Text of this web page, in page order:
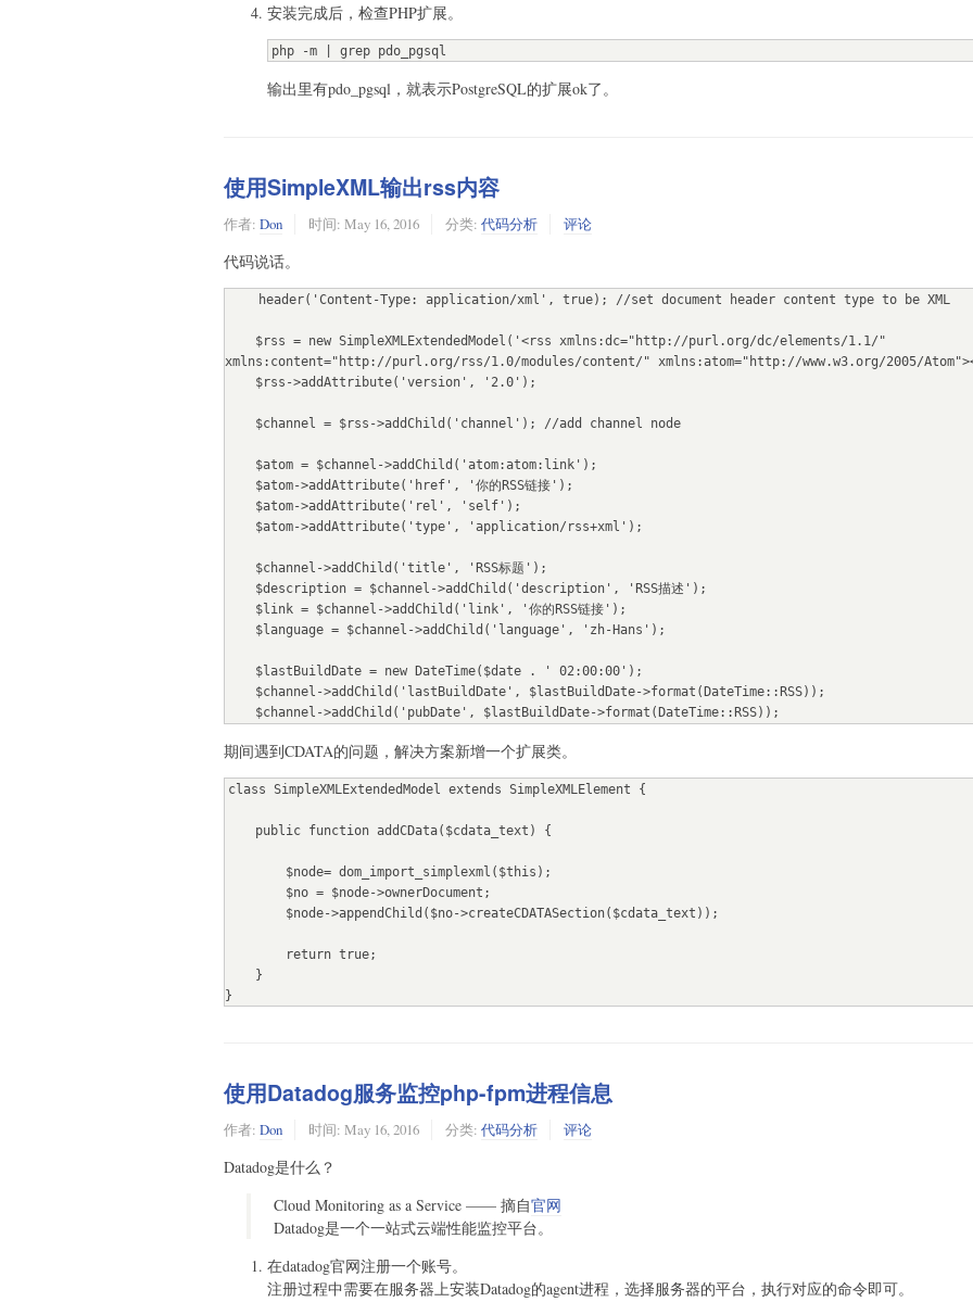
安装完成后，检查PHP扩展。
php -m | grep pdo_pgsql
输出里有pdo_pgsql，就表示PostgreSQL的扩展ok了。
使用SimpleXML输出rss内容
作者: Don 时间: May 16, 2016 分类: 代码分析 评论
代码说话。
xmlns:content="http://purl.org/rss/1.0/modules/content/" xmlns:atom="http://www.w3.org/2005/
    $generator = $channel->addChild('generator', '创建者');
    // $result 为数据库查询结果
        $item->addChild('description')->addCData('item的描述');
    echo $rss->asXML();
期间遇到CDATA的问题，解决方案新增一个扩展类。
class SimpleXMLExtendedModel extends SimpleXMLElement {
}
使用Datadog服务监控php-fpm进程信息
作者: Don 时间: May 16, 2016 分类: 代码分析 评论
Datadog是什么？
Cloud Monitoring as a Service —— 摘自官网
Datadog是一个一站式云端性能监控平台。
在datadog官网注册一个账号。
注册过程中需要在服务器上安装Datadog的agent进程，选择服务器的平台，执行对应的命令即可。